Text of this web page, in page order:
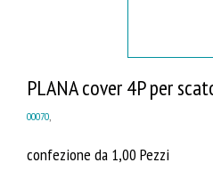
PLANA cover 4P per
00070,
confezione da 1,00 Pezzi